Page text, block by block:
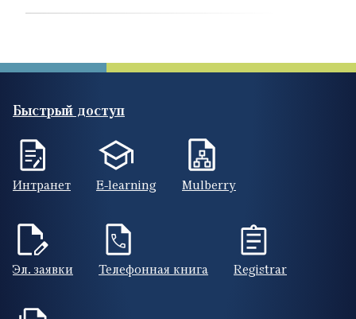
Быстрый доступ
Интранет E-learning Mulberry
Эл. заявки Телефонная книга Registrar